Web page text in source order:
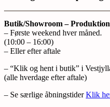
Butik/Showroom – Produktion
– Første weekend hver måned.
(10:00 – 16:00)
– Eller efter aftale
– “Klik og hent i butik” i
(alle hverdage efter aftale)
– Se særlige åbningstiderKlik